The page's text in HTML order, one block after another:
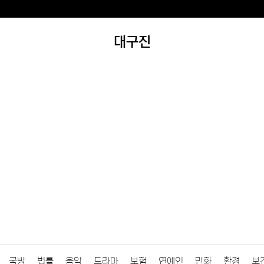
대구진
국방 법률 음악 드라마 보험 연예인 만화 환경 보